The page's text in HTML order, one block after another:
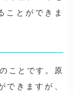
ことができま
ことです。原
できますが、